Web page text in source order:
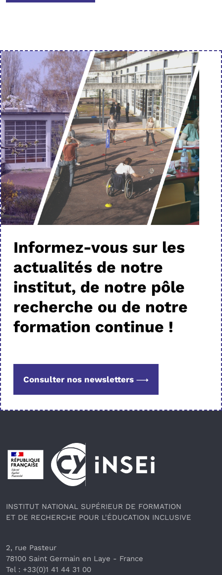
Informez-vous sur les
actualités de notre
institut, de notre pôle
recherche ou de notre
formation continue !
Consulter nos newsletters
Pied de page
INSTITUT NATIONAL SUPÉRIEUR DE FORMATION
ET DE RECHERCHE POUR L'ÉDUCATION INCLUSIVE
2, rue Pasteur
78100 Saint Germain en Laye - France
Tel : +33(0)1 41 44 31 00